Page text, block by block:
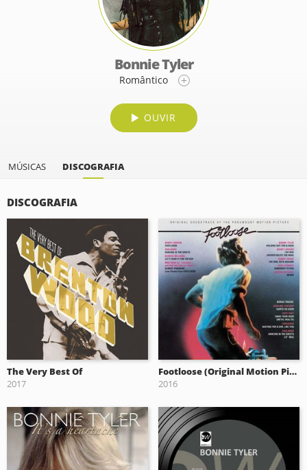
Bonnie Tyler
Romântico
OUVIR
MÚSICAS DISCOGRAFIA
DISCOGRAFIA
The Very Best Of
2017
Footloose (Original Motion Picture Soundtrack)
2016